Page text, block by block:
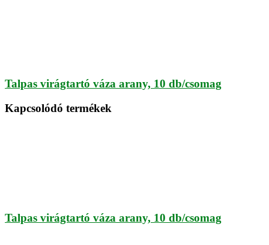
Talpas virágtartó váza arany, 10 db/csomag
Kapcsolódó termékek
Talpas virágtartó váza arany, 10 db/csomag